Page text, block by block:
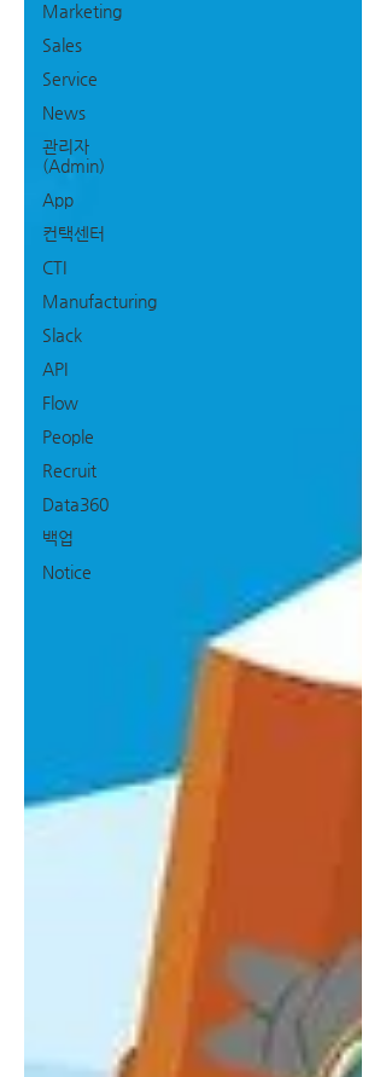
Marketing
Sales
Service
News
관리자
(Admin)
App
컨택센터
CTI
Manufacturing
Slack
API
Flow
People
Recruit
Data360
백업
Notice